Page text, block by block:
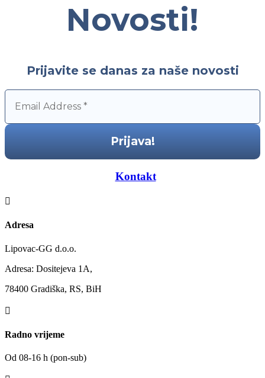
Novosti!
Prijavite se danas za naše novosti
Kontakt—–

Adresa
Lipovac-GG d.o.o.
Adresa: Dositejeva 1A,
78400 Gradiška, RS, BiH

Radno vrijeme
Od 08-16 h (pon-sub)